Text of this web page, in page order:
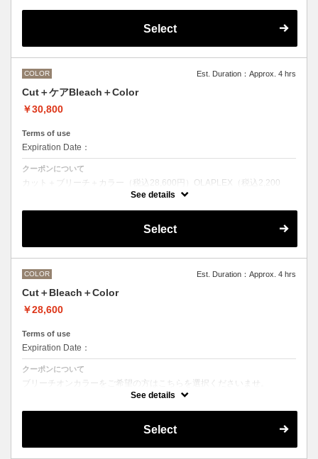
Select
COLOR Est. Duration：Approx. 4 hrs
Cut＋ケアBleach＋Color
￥30,800
Terms of use
Expiration Date：
クーポンについて
カット＋ブリーチ＋カラー（税込28,600円）OLAPLEX（税込2,200
前処理剤OLAPLEXを使ったカット＋ブリーチ＋カラー
●ご希望の色やカラー履歴、デザインによっては１度のブリーチでは表
現できない場合がございます。
M ¥＋1100 L¥＋1650 LL¥＋2200
See details
Select
COLOR Est. Duration：Approx. 4 hrs
Cut＋Bleach＋Color
￥28,600
Terms of use
Expiration Date：
クーポンについて
ブリーチオンカラーをご希望の方はこちらを選択くださいませ。
現できない場合がございます。
M ¥＋550 L¥＋1100 LL¥＋2200
See details
Select